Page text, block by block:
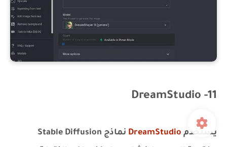
11- DreamStudio
يستخدم DreamStudio
نماذج Stable Diffusion